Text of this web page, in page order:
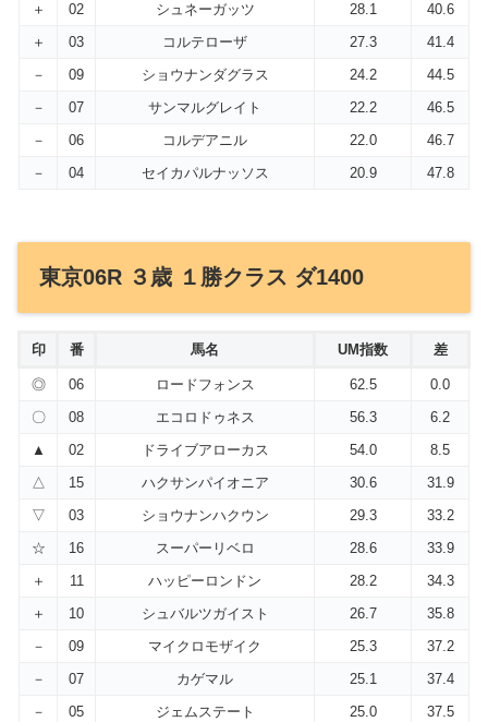
＋
02 シュネーガッツ 28.1
40.6
＋
03 コルテローザ 27.3
41.4
－
09 ショウナンダグラス 24.2
44.5
－
07 サンマルグレイト 22.2
46.5
－
06 コルデアニル 22.0
46.7
－
04 セイカパルナッソス 20.9 47.8
東京06R ３歳 １勝クラス ダ1400
印 番 馬名 UM指数 差
◎ 06 ロードフォンス 62.5
0.0
〇
08 エコロドゥネス 56.3
6.2
▲
02 ドライブアローカス 54.0
8.5
△
15 ハクサンパイオニア 30.6
31.9
▽
03 ショウナンハクウン 29.3
33.2
☆
16 スーパーリベロ 28.6
33.9
＋
11 ハッピーロンドン 28.2
34.3
＋
10 シュバルツガイスト 26.7
35.8
－
09 マイクロモザイク 25.3
37.2
－
07 カゲマル 25.1
37.4
－
05 ジェムステート 25.0
37.5